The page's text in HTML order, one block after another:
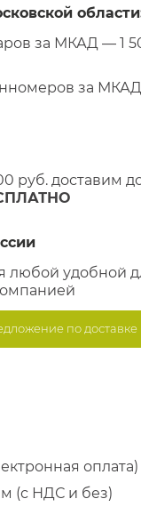
за МКАД — 1
за
руб. доставим
любой удобной
по
оплата)
(с НДС и без)